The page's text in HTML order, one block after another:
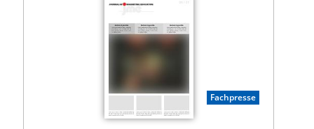
Fachpresse